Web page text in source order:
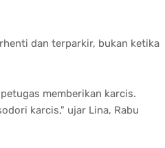
dan terparkir, bukan ketika
memberikan karcis.
karcis," ujar Lina, Rabu